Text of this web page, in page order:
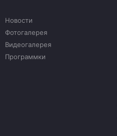
Новости
Фотогалерея
Видеогалерея
Программки